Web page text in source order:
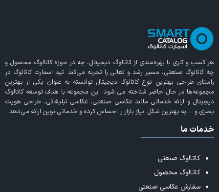
هر کسب و کاری با بهره‌مندی ازکاتالوگ دیجیتال، چه در حوزه کاتالوگ محصول و
چه کاتالوگ صنعتی، مسیر رشد و تعالی را تجربه می‌کند. تیم اسمارت کاتالوگ در
راستای طراحی بهترین نوع کاتالوگ دیجیتال توانسته به عنوان یکی از بهترین
مجموعه‌ها در حال حاضر شناخته می‌ شود. این مجموعه با هدف توسعه کاتالوگ
دیجیتال و ارائه خدماتی مانند عکاسی صنعتی، عکاسی تبلیغاتی، طراحی هویت
بصری و … به بهترین شکل نیاز بازار را احساس کرده و خدماتی نوین ارائه می‌دهد.
خدمات ما
کاتالوگ صنعتی
کاتالوگ محصول
سفارش عکاسی صنعتی